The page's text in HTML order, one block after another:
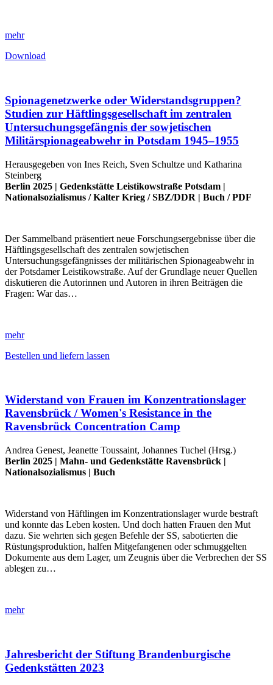
mehr
Download
Spionagenetzwerke oder Widerstandsgruppen?
Studien zur Häftlingsgesellschaft im zentralen
Untersuchungsgefängnis der sowjetischen
Militärspionageabwehr in Potsdam 1945–1955
Herausgegeben von Ines Reich, Sven Schultze und Katharina
Steinberg
Berlin 2025 | Gedenkstätte Leistikowstraße Potsdam |
Nationalsozialismus /Kalter Krieg /SBZ/DDR | Buch /PDF
Der Sammelband präsentiert neue Forschungsergebnisse über die
Häftlingsgesellschaft des zentralen sowjetischen
Untersuchungsgefängnisses der militärischen Spionageabwehr in
der Potsdamer Leistikowstraße. Auf der Grundlage neuer Quellen
diskutieren die Autorinnen und Autoren in ihren Beiträgen die
Fragen: War das…
mehr
Bestellen und liefern lassen
Widerstand von Frauen im Konzentrationslager
Ravensbrück / Women's Resistance in the
Ravensbrück Concentration Camp
Andrea Genest, Jeanette Toussaint, Johannes Tuchel (Hrsg.)
Berlin 2025 | Mahn- und Gedenkstätte Ravensbrück |
Nationalsozialismus | Buch
Widerstand von Häftlingen im Konzentrationslager wurde bestraft
und konnte das Leben kosten. Und doch hatten Frauen den Mut
dazu. Sie wehrten sich gegen Befehle der SS, sabotierten die
Rüstungsproduktion, halfen Mitgefangenen oder schmuggelten
Dokumente aus dem Lager, um Zeugnis über die Verbrechen der SS
ablegen zu…
mehr
Jahresbericht der Stiftung Brandenburgische
Gedenkstätten 2023